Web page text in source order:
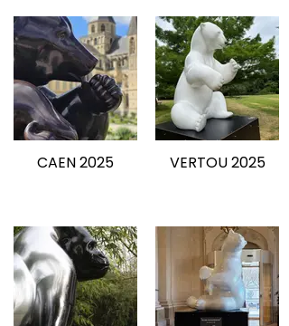
CAEN 2025 VERTOU 2025